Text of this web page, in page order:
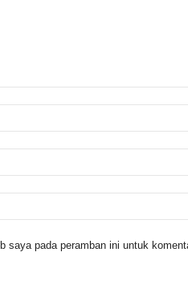
saya pada peramban ini untuk